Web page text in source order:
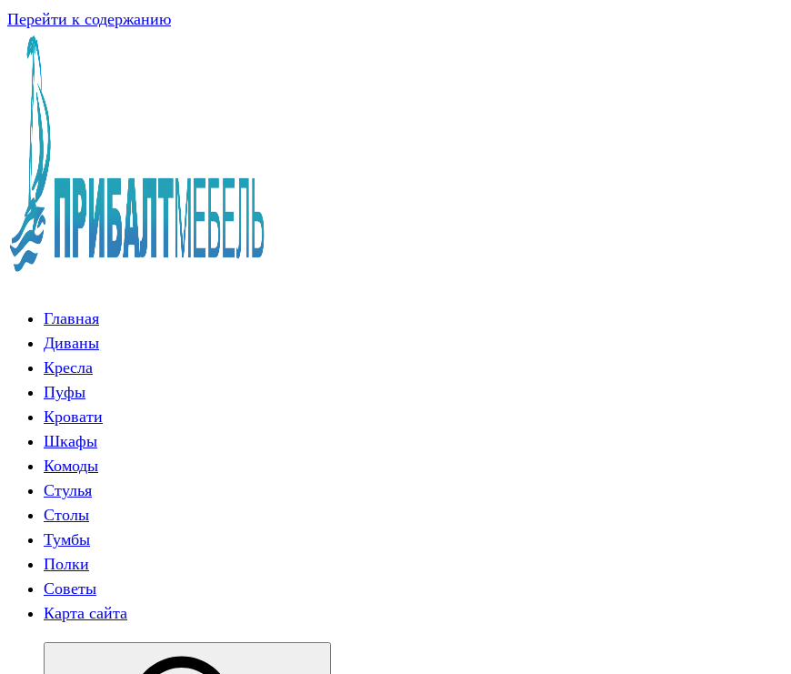
Перейти к содержанию
Главная
Диваны
Кресла
Пуфы
Кровати
Шкафы
Комоды
Стулья
Столы
Тумбы
Полки
Советы
Карта сайта